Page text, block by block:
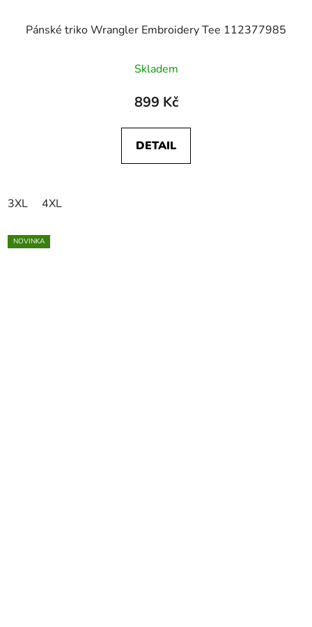
Pánské triko Wrangler Embroidery Tee 112377985
Skladem
899 Kč
DETAIL
3XL 4XL
NOVINKA